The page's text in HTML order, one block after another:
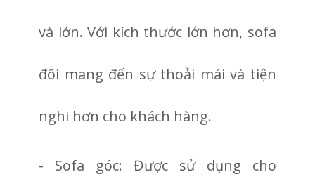
và lớn. Với kích thước lớn hơn, sofa
đôi mang đến sự thoải mái và tiện
nghi hơn cho khách hàng.
- Sofa góc: Được sử dụng cho